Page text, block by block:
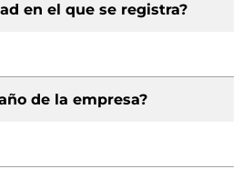
en el que se registra?
de la empresa?